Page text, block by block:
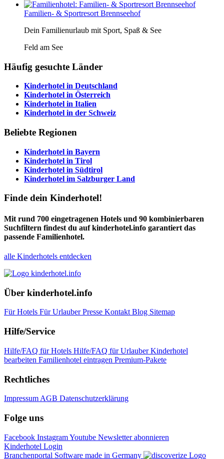
Familien- & Sportresort Brennseehof
Dein Familienurlaub mit Sport, Spaß & See
Feld am See
Häufig gesuchte Länder
Kinderhotel in Deutschland
Kinderhotel in Österreich
Kinderhotel in Italien
Kinderhotel in der Schweiz
Beliebte Regionen
Kinderhotel in Bayern
Kinderhotel in Tirol
Kinderhotel in Südtirol
Kinderhotel im Salzburger Land
Finde dein Kinderhotel!
Mit rund 700 eingetragenen Hotels und 90 kombinierbaren
Suchfiltern findest du auf kinderhotel.info garantiert das
passende Familienhotel.
alle Kinderhotels entdecken
Über kinderhotel.info
Für Hotels Für UrlauberPresse Kontakt Blog Sitemap
Hilfe/Service
Hilfe/FAQ für Hotels Hilfe/FAQ für UrlauberKinderhotel
bearbeiten Familienhotel eintragen Premium-Pakete
Rechtliches
Impressum AGB Datenschutzerklärung
Folge uns
Facebook InstagramYoutube Newsletter abonnieren
Kinderhotel Login
Branchenportal Software made in Germany